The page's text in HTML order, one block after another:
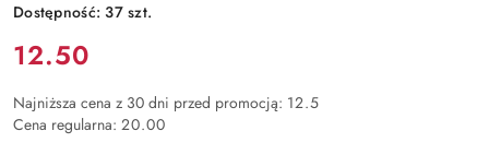
Dostępność:37szt.
Cena:
12.50
Najniższa cena z 30 dni przed promocją: 12.5
Cena regularna: 20.00